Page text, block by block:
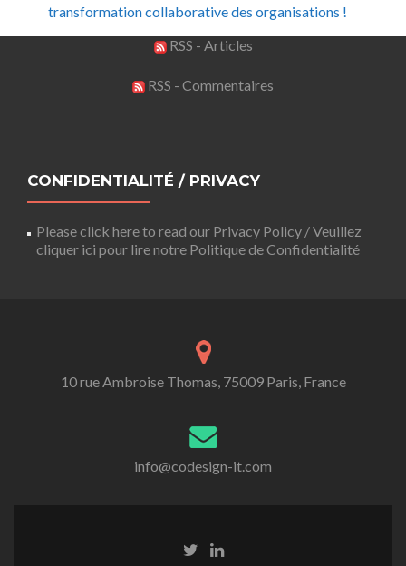
transformation collaborative des organisations !
RSS - Articles
RSS - Commentaires
CONFIDENTIALITÉ / PRIVACY
Please click here to read our Privacy Policy / Veuillez
cliquer ici pour lire notre Politique de Confidentialité
10 rue Ambroise Thomas, 75009 Paris, France
info@codesign-it.com